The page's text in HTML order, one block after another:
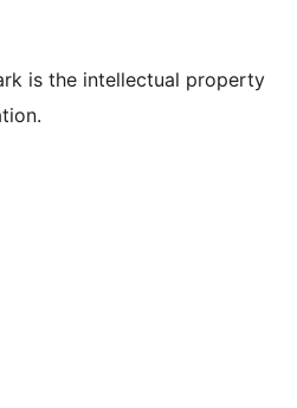
is the intellectual property